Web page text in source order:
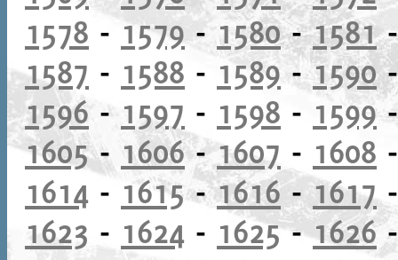
1578 - 1579 -1580-1581
1587 - 1588 - 1589-1590
1596- 1597 - 1598 - 1599
1605- 1606-1607 - 1608
1614 - 1615-1616- 1617
1623 - 1624 - 1625-1626